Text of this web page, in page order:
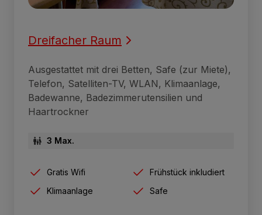
Dreifacher Raum
Ausgestattet mit drei Betten, Safe (zur Miete),
Telefon, Satelliten-TV, WLAN, Klimaanlage,
Badewanne, Badezimmerutensilien und
Haartrockner
3 Max.
Gratis Wifi
Frühstück inkludiert
Klimaanlage
Safe